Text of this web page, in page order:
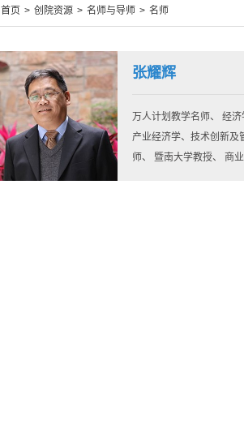
首页 > 创院资源 > 名师与导师 > 名师
张耀辉
万人计划教学名师、 经济
产业经济学、技术创新及
师、 暨南大学教授、 商